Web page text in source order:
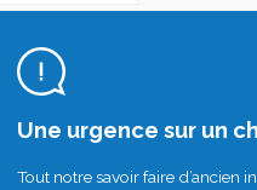
Une urgence sur un
Tout notre savoir faire d’ancien